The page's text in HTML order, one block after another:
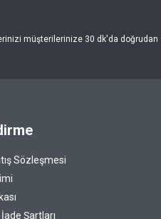
müşterilerinize 30 dk'da doğrudan
Sözleşmesi
Şartları